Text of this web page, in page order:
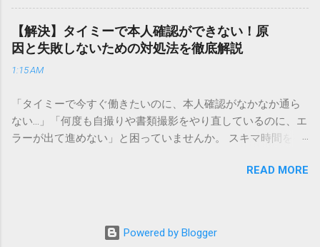
ロールしているため、現場の状況に合わせた柔軟な相談がし
やすいのがメリットです。まずは、今抱えている悩みがどの
サービスで解決できるかを確認していきましょう。 1. 荷物の
るのが最も効率的です。現在の荷物がいったいどこにあるの
か、いつ届く予定なのかは、お手元の番号一つで判明しま
す。 伝票番号（お問い合わせ番号）を準備する : 送り状（伝
票）の控えに記載されている、数字の並びを確認してくださ
い。これが荷物の識別番号になります。 確認できる内容 : 集
め、電話がつながるのを待つ必要がありません。 スマートフ
ずです。この記事では、ビジネスからカジュアルな集まりま
で、どのような場面でも堂々と立ち振る舞えるための「一本
締め」の作法を、基礎知識から具体的なセリフ例まで丁寧に
解説します。 一本締めとは？その本質と効果 一本締めは、単
に手を叩いて終わらせる作業ではありません。その時間、そ
て刻み込む伝統的な儀礼です。 一本締めがもたらすポジティ
ブな効果 一体感の創出 参加者全員が一斉に同じリズムを刻む
ことで、集団としての連帯感が生まれます。 心地よい終幕
韻を大切にしながら、すっきりと解散することができます。
「一本締め」と「一丁締め」の違い 一般的に「パン！パン！
【解決】タイミーで本人確認ができない！原
因と失敗しないための対処法を徹底解説
1:15 AM
「タイミーで今すぐ働きたいのに、本人確認がなかなか通ら
ない…」「何度も自撮りや書類撮影をやり直しているのに、エ
ラーが出て進めない」と困っていませんか。 スキマ時間を有
賢い働き方に欠かせないツールです。しかし、その最初の壁
という、もったいない状況になってしまいます。 実は、タイ
ミーの本人確認で失敗する原因の多くは、非常にシンプル
READ MORE
Powered by Blogger